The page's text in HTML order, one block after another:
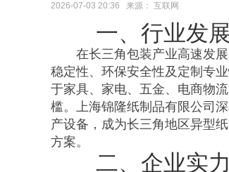
2026-07-03 20:36 来源： 互联网
一、行业发
在长三角包装产业高速发
稳定性、环保安全性及定制专
于家具、家电、五金、电商物
槛。上海锦隆纸制品有限公司
产设备，成为长三角地区异型
方案。
二、企业实